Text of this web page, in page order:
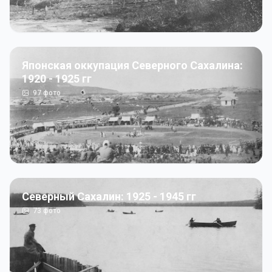
Японская оккупация Северного Сахалина:
1920 - 1925 гг
97 фото
Северный Сахалин: 1925 - 1945 гг
73фото